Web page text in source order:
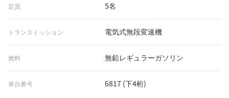
定員 5名
トランスミッション 電気式無段変速機
燃料 無鉛レギュラーガソリン
車台番号 6817 (下4桁)